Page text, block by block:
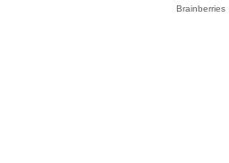
Brainberries